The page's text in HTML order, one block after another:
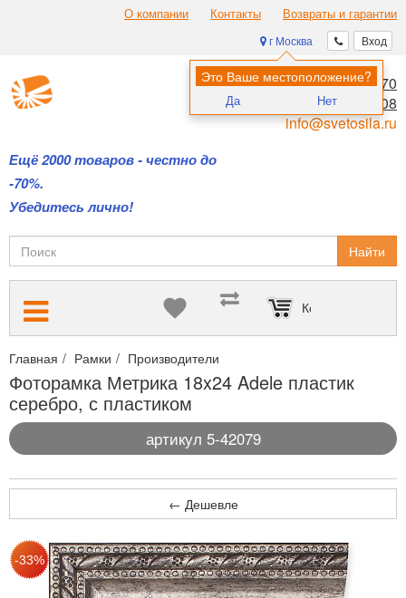
О компании Контакты Возвраты и гарантии
Вход
г Москва
Это Ваше местоположение?
Да Нет
Ещё 2000 товаров - честно до
-70%.
Убедитесь лично!
8 (495) 970-00-70
8 (800) 700-11-08
info@svetosila.ru
Найти
Корзина пуста
Главная Рамки Производители
Фоторамка Метрика 18x24 Adele пластик
серебро, с пластиком
артикул 5-42079
← Дешевле